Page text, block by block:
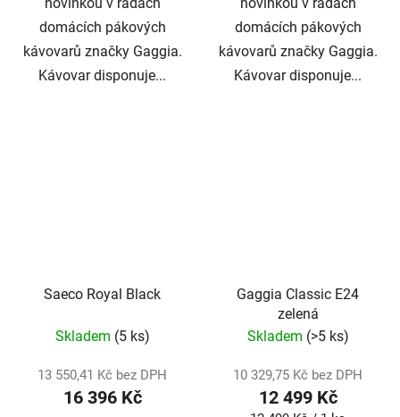
domácích pákových
kávovarů značky Gaggia.
Kávovar disponuje...
domácích pákových
kávovarů značky Gaggia.
Kávovar disponuje...
Saeco Royal Black
Skladem (5 ks)
13 550,41 Kč bez DPH
16 396 Kč
Gaggia Classic E24
zelená
Skladem (>5 ks)
10 329,75 Kč bez DPH
12 499 Kč